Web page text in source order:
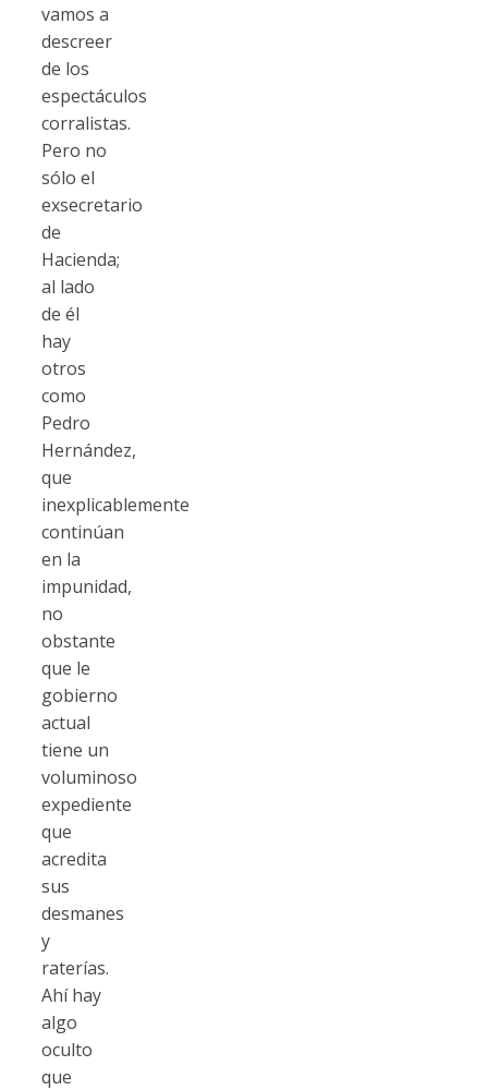
vamos a
descreer
de los
espectáculos
corralistas.
Pero no
sólo el
exsecretario
de
Hacienda;
al lado
de él
hay
otros
como
Pedro
Hernández,
que
inexplicablemente
continúan
en la
impunidad,
no
obstante
que le
gobierno
actual
tiene un
voluminoso
expediente
que
acredita
sus
desmanes
y
raterías.
Ahí hay
algo
oculto
que